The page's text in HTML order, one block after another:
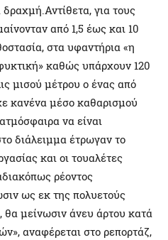
για τους
από 1,5 έως και 10
στα υφαντήρια «η
καθώς υπάρχουν 120
μισού μέτρου ο ένας από
κανένα μέσο καθαρισμού
να είναι
διάλειμμα έτρωγαν το
και οι τουαλέτες
ρέοντος
ως εκ της πολυετούς
μείνωσιν άνευ άρτου κατά
αναφέρεται στο ρεπορτάζ,